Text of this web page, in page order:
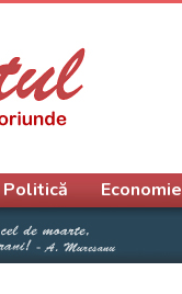
Politică Economie